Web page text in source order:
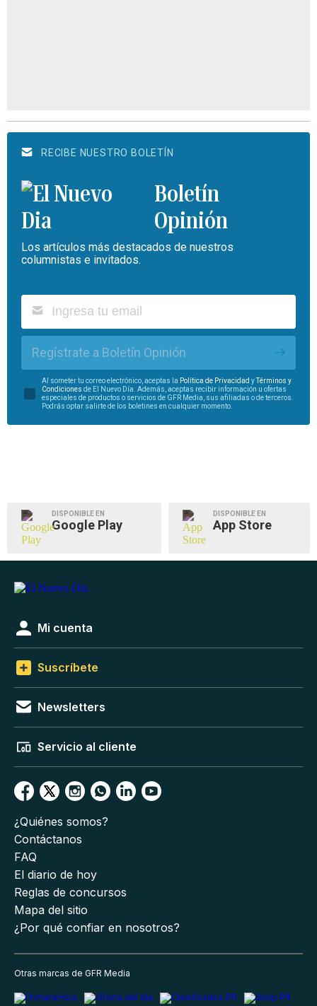
RECIBE NUESTRO BOLETÍN
Boletín
Opinión
Los artículos más destacados de nuestros
columnistas e invitados.
Regístrate a Boletín Opinión
Al someter tu correo electrónico, aceptas la Política de Privacidad yTérminos y
Condiciones de El Nuevo Día. Además, aceptas recibir información u ofertas
especiales de productos o servicios de GFR Media, sus afiliadas o de terceros.
Podrás optar salirte de los boletines en cualquier momento.
DISPONIBLE EN
Google Play
DISPONIBLE EN
App Store
Mi cuenta
Suscríbete
Newsletters
Servicio al cliente
¿Quiénes somos?
Contáctanos
FAQ
El diario de hoy
Reglas de concursos
Mapa del sitio
¿Por qué confiar en nosotros?
Otras marcas de GFR Media